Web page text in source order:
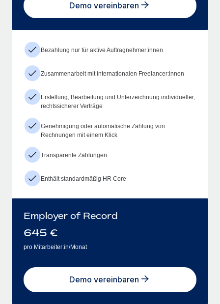
Demo vereinbaren
Bezahlung nur für aktive Auftragnehmer:innen
Zusammenarbeit mit internationalen Freelancer:innen
Erstellung, Bearbeitung und Unterzeichnung individueller,
rechtssicherer Verträge
Genehmigung oder automatische Zahlung von
Rechnungen mit einem Klick
Transparente Zahlungen
Enthält standardmäßig HR Core
Employer of Record
645 €
pro Mitarbeiter:in/Monat
Demo vereinbaren